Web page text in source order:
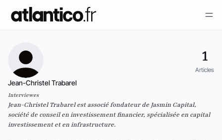
1
Articles
Jean-Christel Trabarel
Interviewes
Jean-Christel Trabarel est associé fondateur de Jasmin Capital,
société de conseil en investissement financier, spécialisée en capital
investissement et en infrastructure.